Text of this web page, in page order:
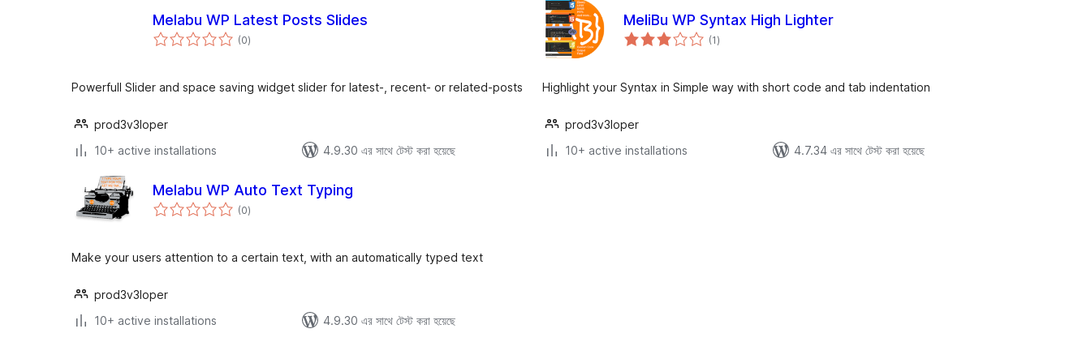
Melabu WP Latest Posts Slides
(0total
ratings
)
Powerfull Slider and space saving widget slider for latest-, recent- or related-posts
prod3v3loper
10+ active installations
4.9.30 এর সাথে টেস্ট করা হয়েছে
MeliBu WP Syntax High Lighter
(1total
ratings
)
Highlight your Syntax in Simple way with short code and tab indentation
prod3v3loper
10+ active installations
4.7.34 এর সাথে টেস্ট করা হয়েছে
Melabu WP Auto Text Typing
(0total
ratings
)
Make your users attention to a certain text, with an automatically typed text
prod3v3loper
10+ active installations
4.9.30 এর সাথে টেস্ট করা হয়েছে